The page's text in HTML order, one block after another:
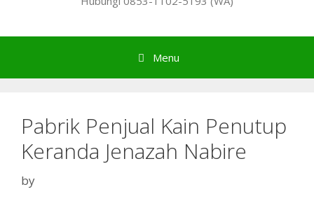
Menu
Pabrik Penjual Kain Penutup
Keranda Jenazah Nabire
by